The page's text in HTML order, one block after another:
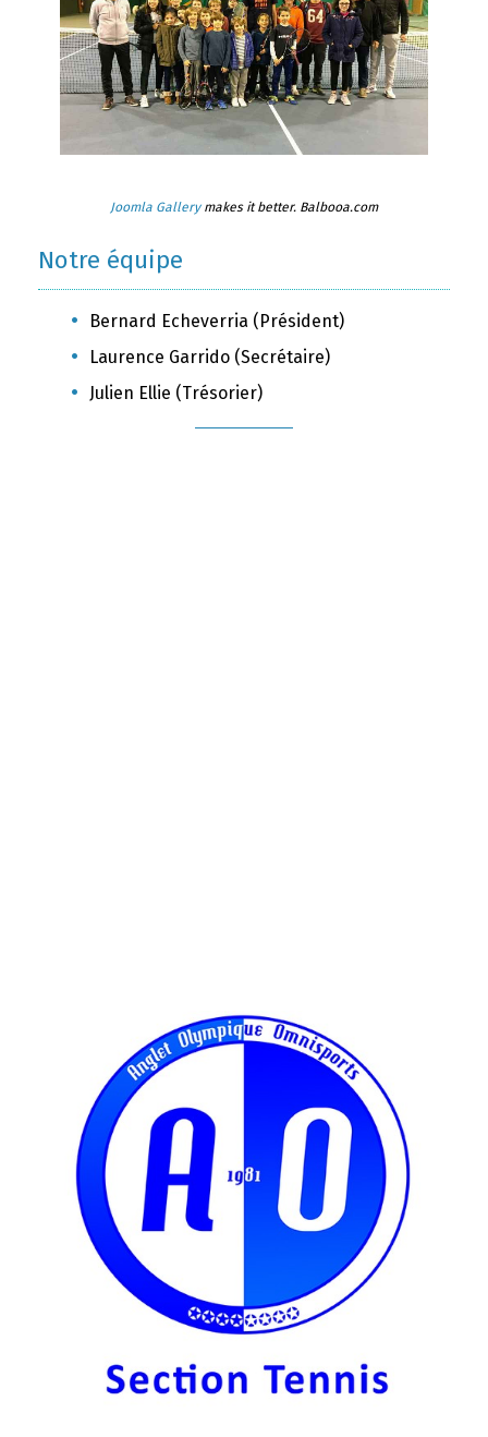
Joomla Gallerymakes it better. Balbooa.com
Notre équipe
Bernard Echeverria (Président)
Laurence Garrido (Secrétaire)
Julien Ellie (Trésorier)